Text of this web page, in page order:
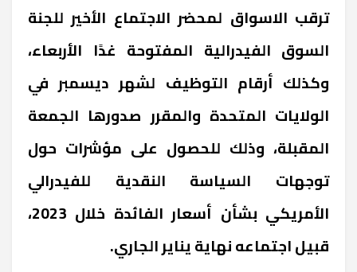
ترقب الاسواق لمحضر الاجتماع الأخير للجنة
السوق الفيدرالية المفتوحة غدًا الأربعاء،
وكذلك أرقام التوظيف لشهر ديسمبر في
الولايات المتحدة والمقرر صدورها الجمعة
المقبلة، وذلك للحصول على مؤشرات حول
توجهات السياسة النقدية للفيدرالي
الأمريكي بشأن أسعار الفائدة خلال 2023،
قبيل اجتماعه نهاية يناير الجاري.